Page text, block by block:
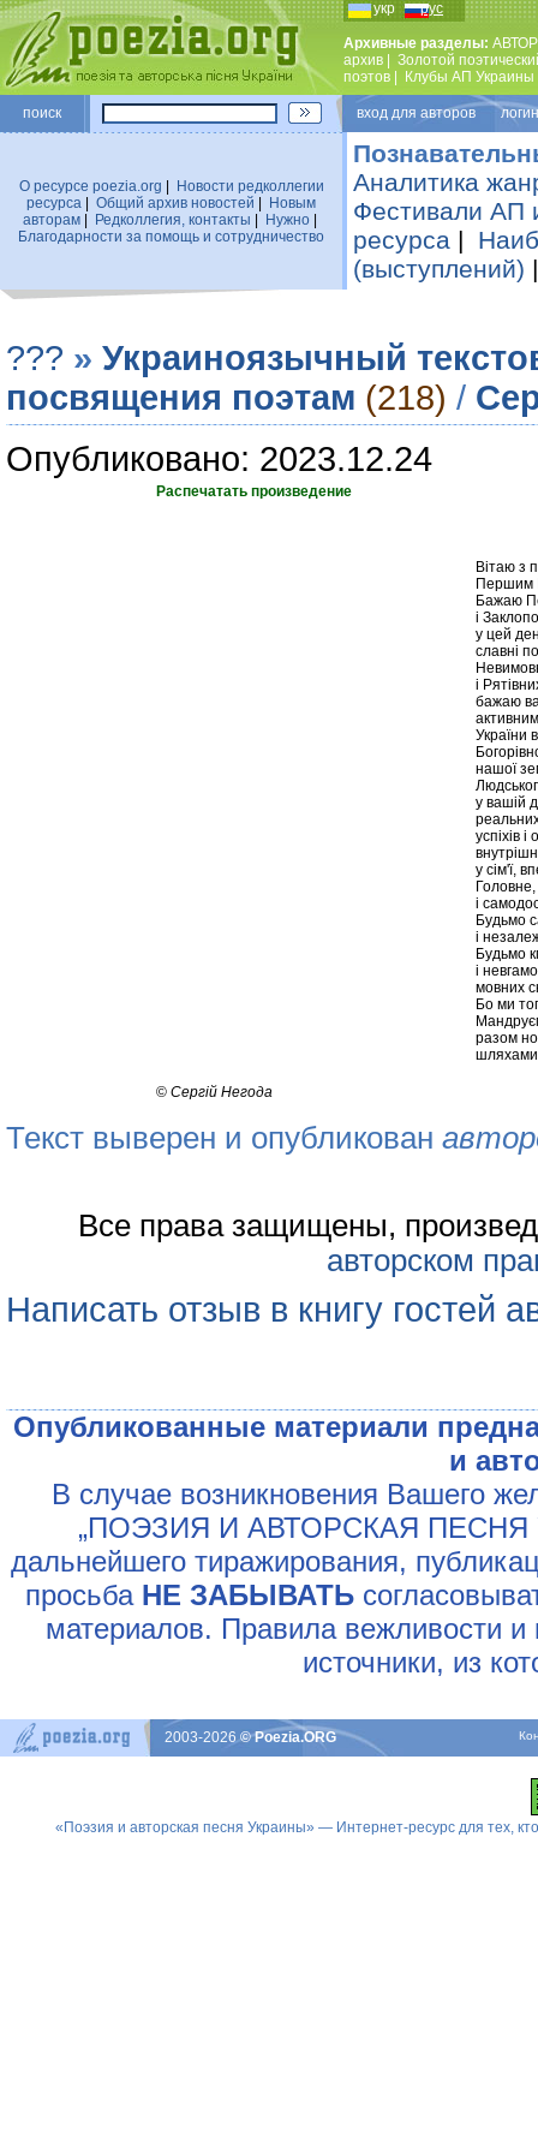
укр рус
Архивные разделы:
архив
Золотой
поэтов
Клубы АП Украины
поиск вход для авторов
О ресурсе poezia.org
Новости редколлегии
ресурса
Общий архив новостей
Новым
авторам| Редколлегия, контакты Нужно|
Благодарности за помощь и сотрудничество
Аналитика
Фестивали АП
ресурса |
(выступлений)
??? » Украиноязычный
посвящения поэтам (218) /
Опубликовано: 2023.12.24
Распечатать произведение
Вітаю з
Першим
Бажаю
і
у цей
славні
і
бажаю
України
нашої
у вашій
успіхів
у сім'ї,
і
Будьмо
і
Будьмо
і
мовних
Бо ми
разом
шляхами
© Сергій Негода
Текст выверен и опубликован
Все права защищены,
авторском
Написать отзыв в книгу гостей
Опубликованные материали
и
В случае возникновения Вашего
„ПОЭЗИЯ И АВТОРСКАЯ ПЕСНЯ
дальнейшего тиражирования,
просьба НЕ ЗАБЫВАТЬ
материалов. Правила вежливости и
источники, из
2003-2026© Poezia.ORG
«Поэзия и авторская песня Украины» — Интернет-ресурс для тех,